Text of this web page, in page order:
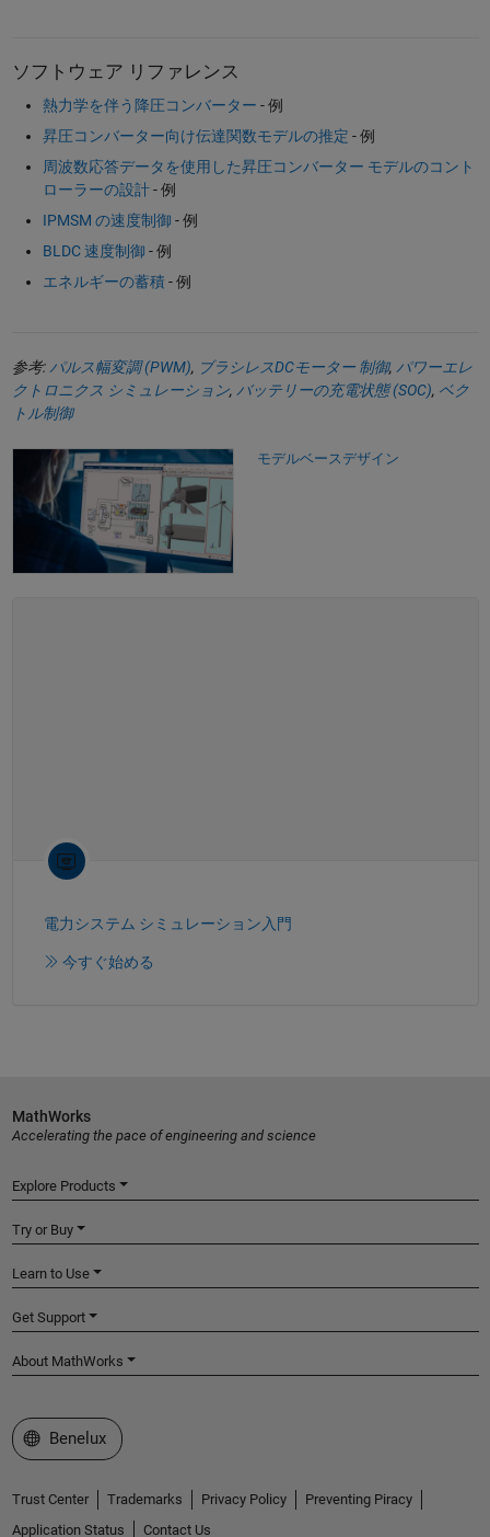
ソフトウェア リファレンス
熱力学を伴う降圧コンバーター - 例
昇圧コンバーター向け伝達関数モデルの推定 - 例
周波数応答データを使用した昇圧コンバーター モデルのコント
ローラーの設計- 例
IPMSM の速度制御 - 例
BLDC 速度制御 - 例
エネルギーの蓄積- 例
参考: パルス幅変調 (PWM), ブラシレスDCモーター 制御, パワーエレ
クトロニクス シミュレーション, バッテリーの充電状態 (SOC), ベク
トル制御
モデルベースデザイン
電力システム シミュレーション入門
今すぐ始める
MathWorks
Accelerating the pace of engineering and science
Explore Products
Try or Buy
Learn to Use
Get Support
About MathWorks
Select a Web Site
Benelux
Trust Center Trademarks Privacy Policy
Preventing Piracy
Application Status
Contact Us